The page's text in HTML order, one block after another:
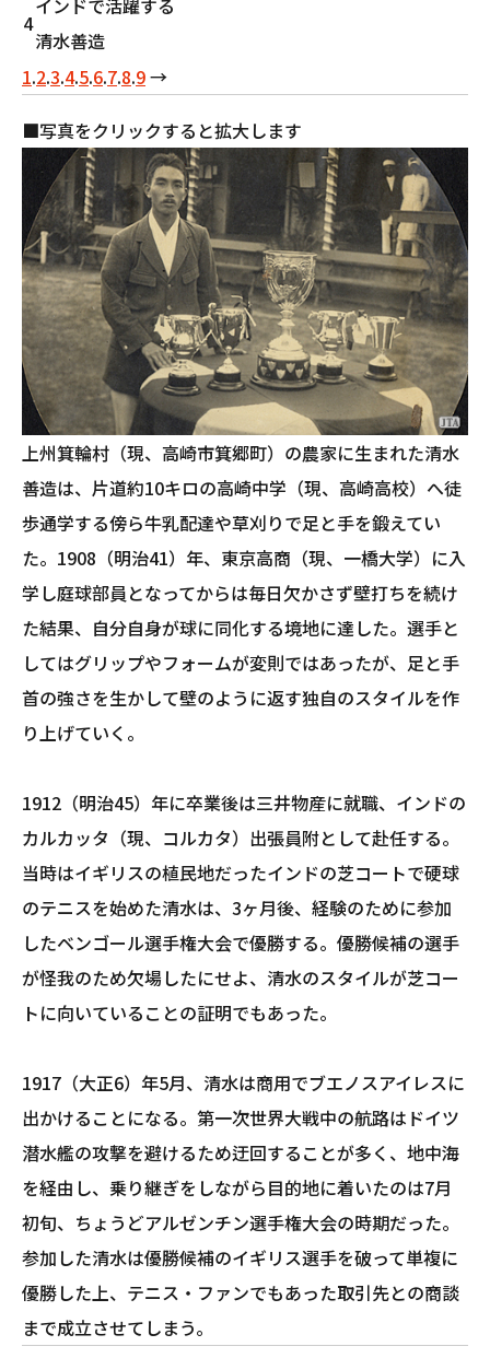
4
インドで活躍する
清水善造
1.2.3.4.5.6.7.8.9→
■写真をクリックすると拡大します
上州箕輪村（現、高崎市箕郷町）の農家に生まれた清水
善造は、片道約10キロの高崎中学（現、高崎高校）へ徒
歩通学する傍ら牛乳配達や草刈りで足と手を鍛えてい
た。1908（明治41）年、東京高商（現、一橋大学）に入
学し庭球部員となってからは毎日欠かさず壁打ちを続け
た結果、自分自身が球に同化する境地に達した。選手と
してはグリップやフォームが変則ではあったが、足と手
首の強さを生かして壁のように返す独自のスタイルを作
り上げていく。
1912（明治45）年に卒業後は三井物産に就職、インドの
カルカッタ（現、コルカタ）出張員附として赴任する。
当時はイギリスの植民地だったインドの芝コートで硬球
のテニスを始めた清水は、3ヶ月後、経験のために参加
したベンゴール選手権大会で優勝する。優勝候補の選手
が怪我のため欠場したにせよ、清水のスタイルが芝コー
トに向いていることの証明でもあった。
1917（大正6）年5月、清水は商用でブエノスアイレスに
出かけることになる。第一次世界大戦中の航路はドイツ
潜水艦の攻撃を避けるため迂回することが多く、地中海
を経由し、乗り継ぎをしながら目的地に着いたのは7月
初旬、ちょうどアルゼンチン選手権大会の時期だった。
参加した清水は優勝候補のイギリス選手を破って単複に
優勝した上、テニス・ファンでもあった取引先との商談
まで成立させてしまう。